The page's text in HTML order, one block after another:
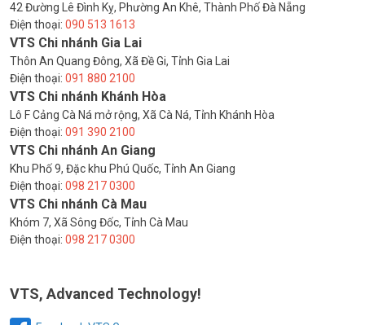
42 Đường Lê Đình Kỵ, Phường An Khê, Thành Phố Đà Nẵng
Điện thoại: 090 513 1613
VTS Chi nhánh Gia Lai
Thôn An Quang Đông, Xã Đề Gi, Tỉnh Gia Lai
Điện thoại: 091 880 2100
VTS Chi nhánh Khánh Hòa
Lô F Cảng Cà Ná mở rộng, Xã Cà Ná, Tỉnh Khánh Hòa
Điện thoại: 091 390 2100
VTS Chi nhánh An Giang
Khu Phố 9, Đặc khu Phú Quốc, Tỉnh An Giang
Điện thoại: 098 217 0300
VTS Chi nhánh Cà Mau
Khóm 7, Xã Sông Đốc, Tỉnh Cà Mau
Điện thoại: 098 217 0300
VTS, Advanced Technology!